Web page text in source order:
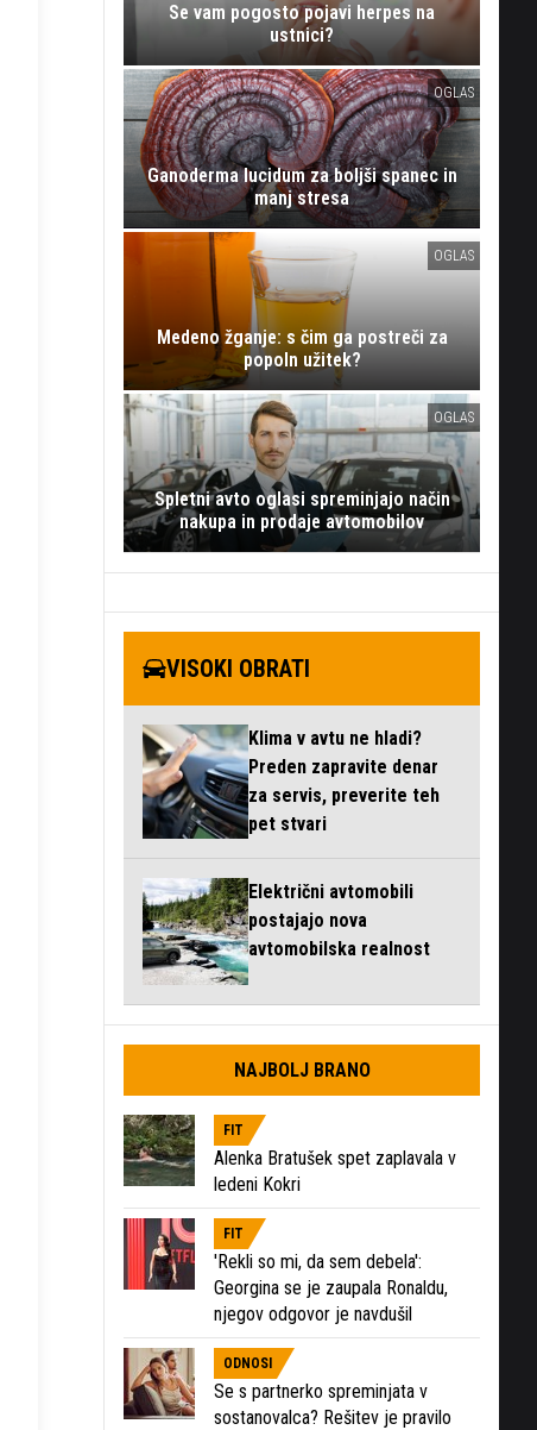
Se vam pogosto pojavi herpes na
ustnici?
OGLAS
Ganoderma lucidum za boljši spanec in
manj stresa
OGLAS
Medeno žganje: s čim ga postreči za
popoln užitek?
OGLAS
Spletni avto oglasi spreminjajo način
nakupa in prodaje avtomobilov
VISOKI OBRATI
Klima v avtu ne hladi?
Preden zapravite denar
za servis, preverite teh
pet stvari
Električni avtomobili
postajajo nova
avtomobilska realnost
NAJBOLJ BRANO
FIT
Alenka Bratušek spet zaplavala v
ledeni Kokri
FIT
'Rekli so mi, da sem debela':
Georgina se je zaupala Ronaldu,
njegov odgovor je navdušil
ODNOSI
Se s partnerko spreminjata v
sostanovalca? Rešitev je pravilo